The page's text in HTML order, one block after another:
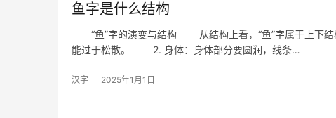
鱼字是什么结构
“鱼”字的演变与结构 从结构上看，“鱼”字属于上下
能过于松散。 2. 身体：身体部分要圆润，线条…
汉字 2025年1月1日